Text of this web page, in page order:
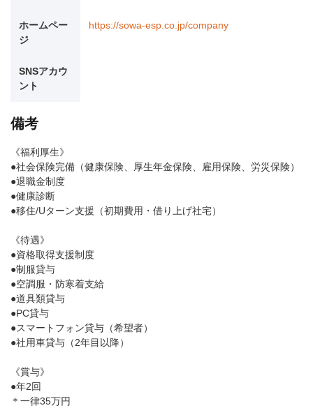
ホームペー
ジ
https://sowa-esp.co.jp/company
SNSアカウ
ント
備考
《福利厚生》
●社会保険完備（健康保険、厚生年金保険、雇用保険、労災保険）
●退職金制度
●健康診断
●移住/Uターン支援（初期費用・借り上げ社宅）
《待遇》
●資格取得支援制度
●制服貸与
●空調服・防寒着支給
●道具類貸与
●PC貸与
●スマートフォン貸与（希望者）
●社用車貸与（2年目以降）
《賞与》
●年2回
＊一律35万円